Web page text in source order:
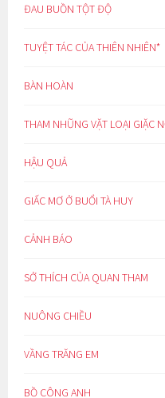
ĐAU BUỒN TỘT ĐỘ
TUYỆT TÁC CỦA THIÊN NHIÊN*
BÀN HOÀN
THAM NHŨNG VẶT LOẠI GIẶC
HẬU QUẢ
GIẤC MƠ Ở BUỔI TÀ HUY
CẢNH BÁO
SỞ THÍCH CỦA QUAN THAM
NUÔNG CHIỀU
VẦNG TRĂNG EM
BỒ CÔNG ANH